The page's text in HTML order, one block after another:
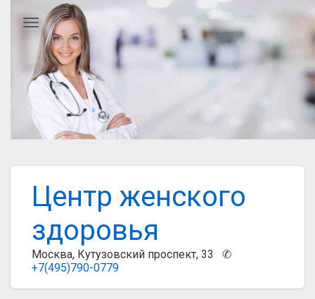
Центр женского
здоровья
Москва, Кутузовский проспект, 33 ✆
+7(495)790-0779
Главное меню